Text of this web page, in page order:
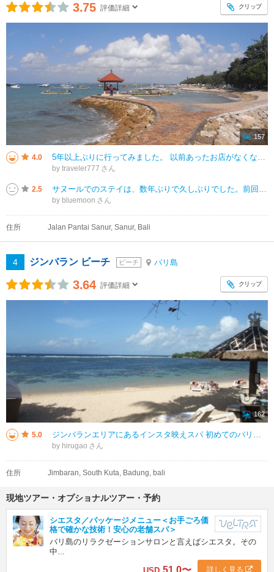
3.75 評価詳細 クリップ
157
4.0 5年以上ぶりに行ってみました。 以前あったお店がなくなっていたり、新しく良さげなお店ができていたり、ビーチ沿もだいぶ変わった気がします。 特に自転車ロードと徒歩ロードと分かれるエリア（気にせず利用している人もいたが）が
by traveler777
2.5 サヌールでのステイは、数年ぶりで久しぶりでした。前回はまったく興味がなかったので知りませんでしたが、朝ビーチで無料のヨガがありました。観光客というよりも？ローカルの人が多そうでしたが、観光客もオッケーでした。
by bluemoon
住所 Jalan Pantai Sanur, Sanur, Bali
4 ジンバラン ビーチ ビーチ バリ島
3.64 評価詳細 クリップ
162
5.0 ジンバランエリアにあるインスタ映えスパ 初めてのバリ島旅行でしたので ドイバリカーチャーターがスパもやっていると 担当ガイドのナオちゃんに教えてくれました ドイバリカーチャーターとウブド観光行きましたが バリ島の
by hirugao
住所 Jimbaran, South Kuta, Badung, bali
現地ツアー・オプショナルツアー・予約
シエスタ／パッケージメニュー＜お手ごろ価
格で確かな技術！安心の老舗スパ＞
バリ島のリラクゼーションサロンと言えばシエスタ。その
中...
51.0〜 詳しく見る